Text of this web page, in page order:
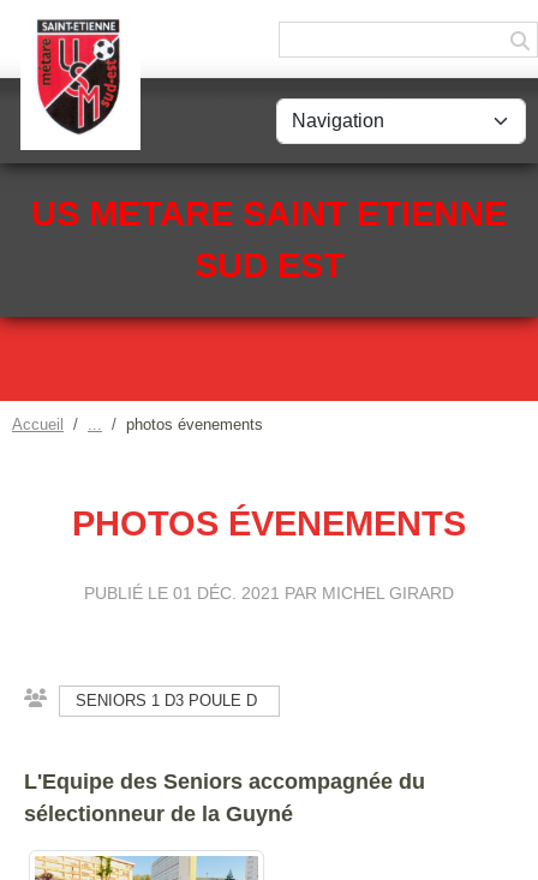
US METARE SAINT ETIENNE
SUD EST
Accueil photos évenements
PHOTOS ÉVENEMENTS
PUBLIÉ LE 01 DÉC. 2021 PAR MICHEL GIRARD
SENIORS 1 D3 POULE D
L'Equipe des Seniors accompagnée du
sélectionneur de la Guyné